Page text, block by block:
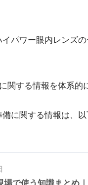
パワー眼内レンズ
関する情報を体系的
に関する情報は、